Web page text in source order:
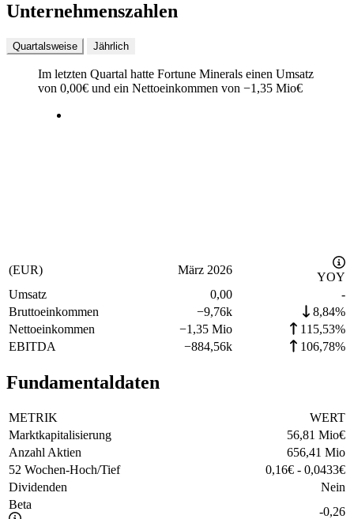
Unternehmenszahlen
Quartalsweise Jährlich
Im letzten Quartal hatte Fortune Minerals einen Umsatz
von 0,00€ und ein Nettoeinkommen von −1,35 Mio€
(EUR) März 2026
YOY
Umsatz
0,00
-
Bruttoeinkommen
−9,76k
8,84%
Nettoeinkommen
−1,35 Mio
115,53%
EBITDA
−884,56k 106,78%
Fundamentaldaten
METRIK
WERT
Marktkapitalisierung
56,81 Mio€
Anzahl Aktien
656,41 Mio
52 Wochen-Hoch/Tief
0,16€ - 0,0433€
Dividenden
Nein
Beta
-0,26